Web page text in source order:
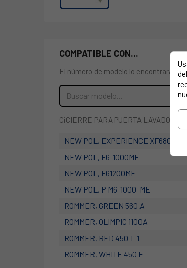
COMPATIBLE CON...
El número de modelo lo encontrarás
CiCIERRE PARA PUERTA LAVADORA
NEW POL, EXPERIENCE XF6800EL
NEW POL, F6-1000ME
NEW POL, F61200ME
NEW POL, P M6-1000-ME
ROMMER, GREEN 560 A
ROMMER, OLIMPIC 1100A
ROMMER, RED 450 T-1
ROMMER, WHITE 450 E